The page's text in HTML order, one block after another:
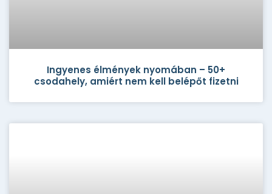
Ingyenes élmények nyomában – 50+
csodahely, amiért nem kell belépőt fizetni